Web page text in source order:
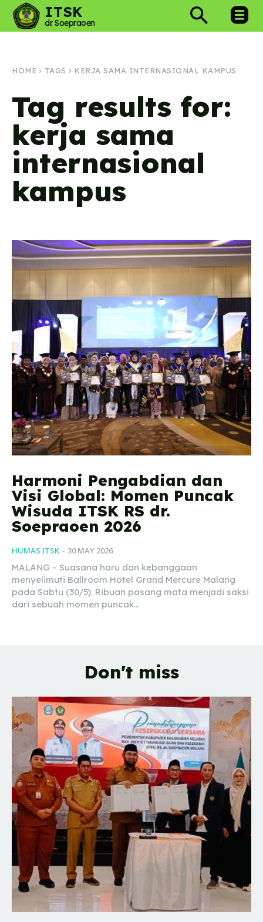
ITSK
dr. Soepraoen
HOME TAGS KERJA SAMA INTERNASIONAL KAMPUS
Tag results for:
kerja sama
internasional
kampus
Harmoni Pengabdian dan
Visi Global: Momen Puncak
Wisuda ITSK RS dr.
Soepraoen 2026
HUMAS ITSK - 30 MAY 2026
MALANG – Suasana haru dan kebanggaan
menyelimuti Ballroom Hotel Grand Mercure Malang
pada Sabtu (30/5). Ribuan pasang mata menjadi saksi
dari sebuah momen puncak...
Don't miss